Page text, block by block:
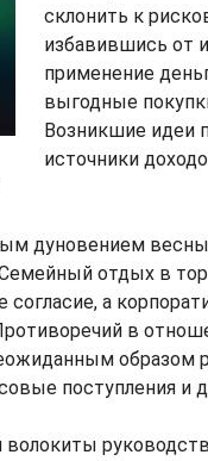
склонить к
избавившись от
применение
выгодные
Возникшие идеи
источники
дуновением
отдых в
согласие, а
в
образом
поступления и
волокиты